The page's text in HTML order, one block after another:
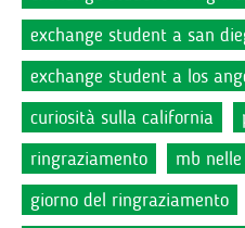
exchange student a san
exchange student a los
curiosità sulla california
ringraziamento
mb nelle
giorno del ringraziamento